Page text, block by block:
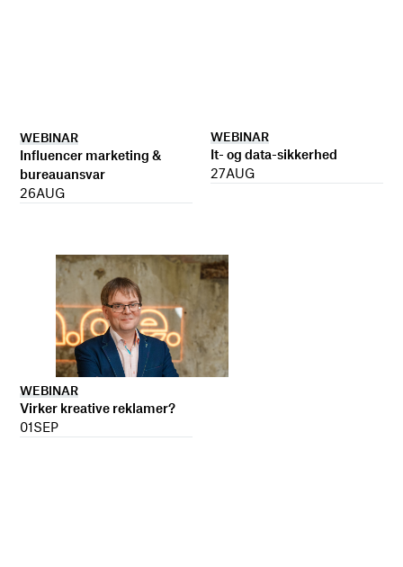
WEBINAR
Influencer marketing &
bureauansvar
26AUG
WEBINAR
It- og data-sikkerhed
27AUG
WEBINAR
Virker kreative reklamer?
01SEP